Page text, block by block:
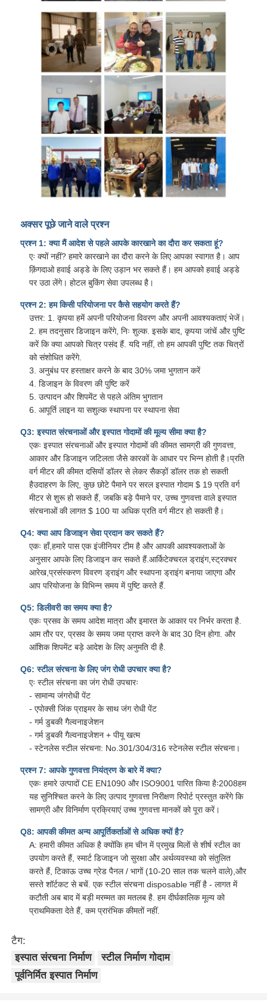
अक्सर पूछे जाने वाले प्रश्न
प्रश्न 1: क्या मैं आदेश से पहले आपके कारखाने का दौरा कर सकता हूं?
एः क्यों नहीं? हमारे कारखाने का दौरा करने के लिए आपका स्वागत है। आप
क़िंगदाओ हवाई अड्डे के लिए उड़ान भर सकते हैं। हम आपको हवाई अड्डे
पर उठा लेंगे। होटल बुकिंग सेवा उपलब्ध है।
प्रश्न 2: हम किसी परियोजना पर कैसे सहयोग करते हैं?
उत्तर: 1. कृपया हमें अपनी परियोजना विवरण और अपनी आवश्यकताएं भेजें।
2. हम तदनुसार डिजाइन करेंगे, निः शुल्क. इसके बाद, कृपया जांचें और पुष्टि
करें कि क्या आपको चित्र पसंद हैं. यदि नहीं, तो हम आपकी पुष्टि तक चित्रों
को संशोधित करेंगे.
3. अनुबंध पर हस्ताक्षर करने के बाद 30% जमा भुगतान करें
4. डिजाइन के विवरण की पुष्टि करें
5. उत्पादन और शिपमेंट से पहले अंतिम भुगतान
6. आपूर्ति लाइन या सशुल्क स्थापना पर स्थापना सेवा
Q3: इस्पात संरचनाओं और इस्पात गोदामों की मूल्य सीमा क्या है?
एकः इस्पात संरचनाओं और इस्पात गोदामों की कीमत सामग्री की गुणवत्ता,
आकार और डिजाइन जटिलता जैसे कारकों के आधार पर भिन्न होती है।प्रति
वर्ग मीटर की कीमत दसियों डॉलर से लेकर सैकड़ों डॉलर तक हो सकती
हैउदाहरण के लिए, कुछ छोटे पैमाने पर सरल इस्पात गोदाम $ 19 प्रति वर्ग
मीटर से शुरू हो सकते हैं, जबकि बड़े पैमाने पर, उच्च गुणवत्ता वाले इस्पात
संरचनाओं की लागत $ 100 या अधिक प्रति वर्ग मीटर हो सकती है।
Q4: क्या आप डिजाइन सेवा प्रदान कर सकते हैं?
एकः हाँ,हमारे पास एक इंजीनियर टीम है और आपकी आवश्यकताओं के
अनुसार आपके लिए डिजाइन कर सकते हैं.आर्किटेक्चरल ड्राइंग,स्ट्रक्चर
आरेख,प्रसंस्करण विवरण ड्राइंग और स्थापना ड्राइंग बनाया जाएगा और
आप परियोजना के विभिन्न समय में पुष्टि करते हैं.
Q5: डिलीवरी का समय क्या है?
एकः प्रसव के समय आदेश मात्रा और इमारत के आकार पर निर्भर करता है.
आम तौर पर, प्रसव के समय जमा प्राप्त करने के बाद 30 दिन होगा. और
आंशिक शिपमेंट बड़े आदेश के लिए अनुमति दी है.
Q6: स्टील संरचना के लिए जंग रोधी उपचार क्या है?
एः स्टील संरचना का जंग रोधी उपचारः
- सामान्य जंगरोधी पेंट
- एपोक्सी जिंक प्राइमर के साथ जंग रोधी पेंट
- गर्म डुबकी गैल्वनाइजेशन
- गर्म डुबकी गैल्वनाइजेशन + पीयू खत्म
- स्टेनलेस स्टील संरचना: No.301/304/316 स्टेनलेस स्टील संरचना।
प्रश्न 7: आपके गुणवत्ता नियंत्रण के बारे में क्या?
एकः हमारे उत्पादों CE EN1090 और ISO9001 पारित किया हैः2008हम
यह सुनिश्चित करने के लिए उत्पाद गुणवत्ता निरीक्षण रिपोर्ट प्रस्तुत करेंगे कि
सामग्री और विनिर्माण प्रक्रियाएं उच्च गुणवत्ता मानकों को पूरा करें।
Q8: आपकी कीमत अन्य आपूर्तिकर्ताओं से अधिक क्यों है?
A: हमारी कीमत अधिक है क्योंकि हम चीन में प्रमुख मिलों से शीर्ष स्टील का
उपयोग करते हैं, स्मार्ट डिजाइन जो सुरक्षा और अर्थव्यवस्था को संतुलित
करते हैं, टिकाऊ उच्च ग्रेड पैनल / भागों (10-20 साल तक चलने वाले),और
सस्ते शॉर्टकट से बचें. एक स्टील संरचना disposable नहीं है - लागत में
कटौती अब बाद में बड़ी मरम्मत का मतलब है. हम दीर्घकालिक मूल्य को
प्राथमिकता देते हैं, कम प्रारंभिक कीमतों नहीं.
टैग:
इस्पात संरचना निर्माण
स्टील निर्माण गोदाम
पूर्वनिर्मित इस्पात निर्माण